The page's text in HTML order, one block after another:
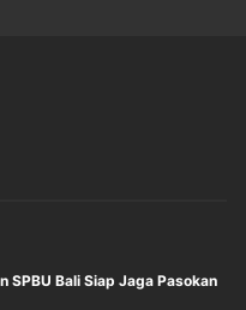
SPBU Bali Siap Jaga Pasokan